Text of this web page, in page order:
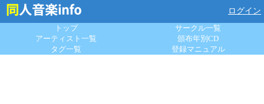
ログイン
トップ
サークル一覧
アーティスト一覧
頒布年別CD
タグ一覧
登録マニュアル